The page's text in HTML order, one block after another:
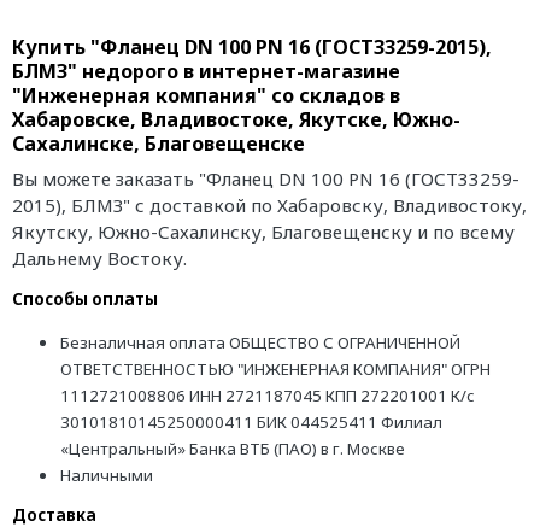
Купить "Фланец DN 100 PN 16 (ГОСТ33259-2015),
БЛМЗ" недорого в интернет-магазине
"Инженерная компания" со складов в
Хабаровске, Владивостоке, Якутске, Южно-
Сахалинске, Благовещенске
Вы можете заказать "Фланец DN 100 PN 16 (ГОСТ33259-
2015), БЛМЗ" с доставкой по Хабаровску, Владивостоку,
Якутску, Южно-Сахалинску, Благовещенску и по всему
Дальнему Востоку.
Способы оплаты
Безналичная оплата ОБЩЕСТВО С ОГРАНИЧЕННОЙ
ОТВЕТСТВЕННОСТЬЮ "ИНЖЕНЕРНАЯ КОМПАНИЯ" ОГРН
1112721008806 ИНН 2721187045 КПП 272201001 К/с
30101810145250000411 БИК 044525411 Филиал
«Центральный» Банка ВТБ (ПАО) в г. Москве
Наличными
Доставка